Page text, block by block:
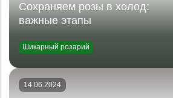
Сохраняем розы в холод:
важные этапы
Шикарный розарий
14.06.2024